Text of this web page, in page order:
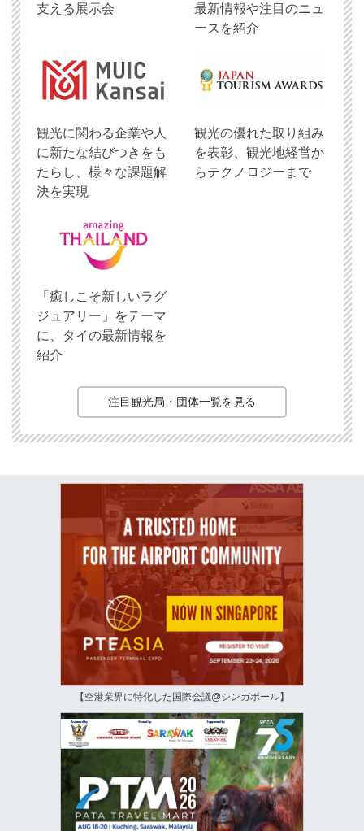
支える展示会
最新情報や注目のニュ
ースを紹介
観光に関わる企業や人
に新たな結びつきをも
たらし、様々な課題解
決を実現
観光の優れた取り組み
を表彰、観光地経営か
らテクノロジーまで
「癒しこそ新しいラグ
ジュアリー」をテーマ
に、タイの最新情報を
紹介
注目観光局・団体一覧を見る
【空港業界に特化した国際会議@シンガポール】